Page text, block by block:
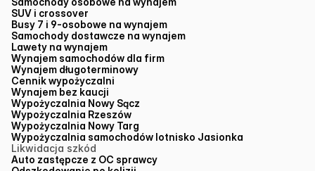
SUV i crossover
Busy 7 i 9-osobowe na wynajem
Samochody dostawcze na wynajem
Lawety na wynajem
Wynajem samochodów dla firm
Wynajem długoterminowy
Cennik wypożyczalni
Wynajem bez kaucji
Wypożyczalnia Nowy Sącz
Wypożyczalnia Rzeszów
Wypożyczalnia Nowy Targ
Wypożyczalnia samochodów lotnisko Jasionka
Likwidacja szkód
Auto zastępcze z OC sprawcy